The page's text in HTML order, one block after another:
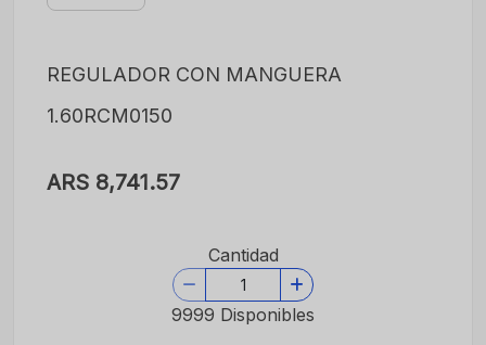
REGULADOR CON MANGUERA
1.60RCM0150
ARS 8,741.57
Cantidad
9999 Disponibles